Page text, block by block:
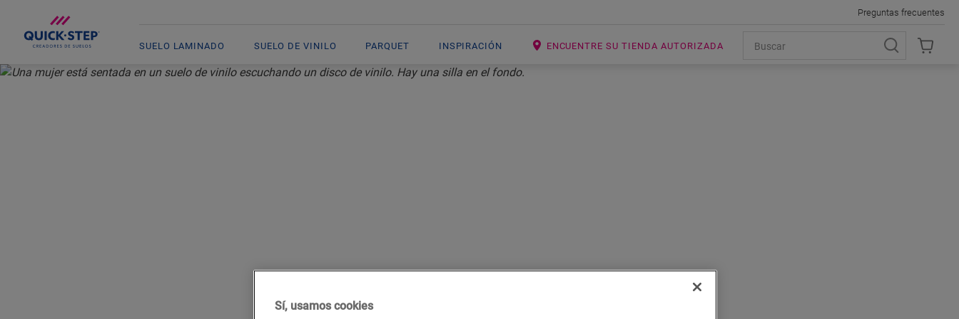
SUELO LAMINADO SUELO DE VINILO PARQUET INSPIRACIÓN ENCUENTRE SU TIENDA AUTORIZADA
Preguntas frecuentes
SUELO DE VINILO
Sí, usamos cookies